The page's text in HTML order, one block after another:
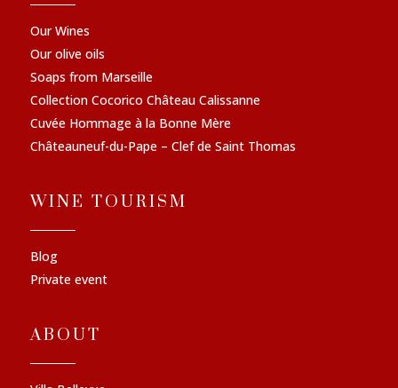
Our Wines
Our olive oils
Soaps from Marseille
Collection Cocorico Château Calissanne
Cuvée Hommage à la Bonne Mère
Châteauneuf-du-Pape – Clef de Saint Thomas
WINE TOURISM
Blog
Private event
ABOUT